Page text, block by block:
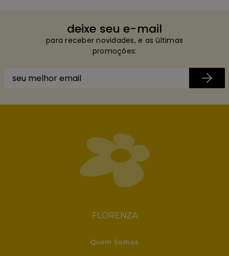
deixe seu e-mail
para receber novidades, e as últimas
promoções:
FLORENZA
Quem Somos